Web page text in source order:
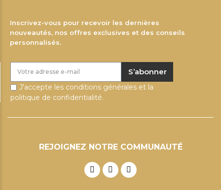
Inscrivez-vous pour recevoir les dernières
nouveautés, nos offres exclusives et des conseils
personnalisés.
S’abonner
J'accepte les conditions générales et la
politique de confidentialité.
REJOIGNEZ NOTRE COMMUNAUTÉ